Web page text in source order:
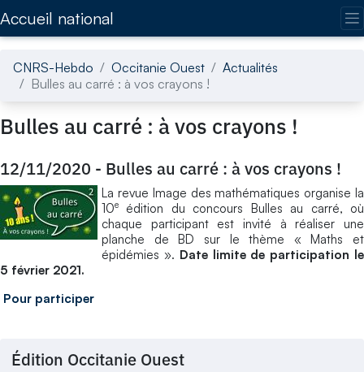
Accueil national
CNRS-Hebdo Occitanie Ouest
Actualités
Bulles au carré : à vos crayons !
Bulles au carré : à vos crayons !
12/11/2020 - Bulles au carré : à vos crayons !
La revue Image des mathématiques organise la
10e
édition du concours Bulles au carré, où
chaque participant est invité à réaliser une
planche de BD sur le thème « Maths et
épidémies ». Date limite de participation le
5 février 2021.
Pour participer
Édition Occitanie Ouest